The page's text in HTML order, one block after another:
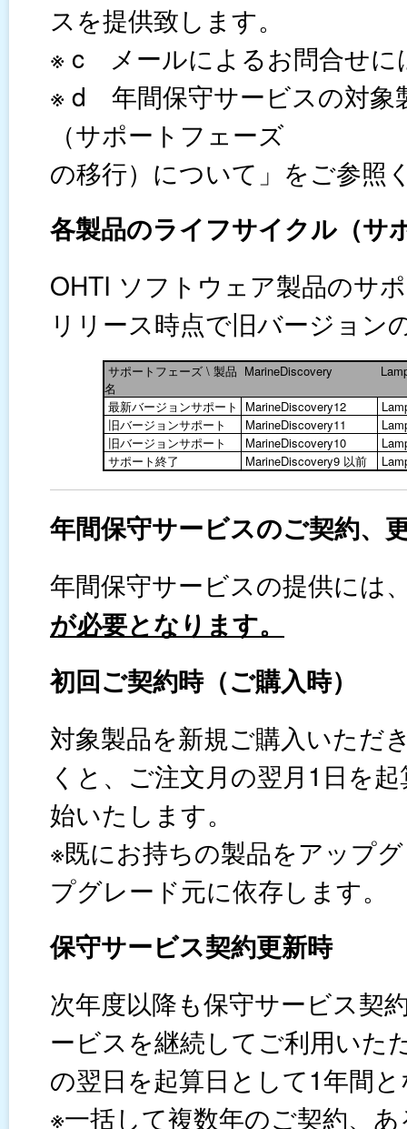
スを提供致します。
※ c メールによるお問合せに
※ d 年間保守サービスの対象
（サポートフェーズ
の移行）について」をご参照
各製品のライフサイクル（サ
OHTI ソフトウェア製品のサ
リリース時点で旧バージョン
サポートフェーズ \ 製品
名
MarineDiscovery
最新バージョンサポート MarineDiscovery12
旧バージョンサポート
MarineDiscovery11
旧バージョンサポート
MarineDiscovery10
サポート終了
MarineDiscovery9 以前
年間保守サービスのご契約、
年間保守サービスの提供には
が必要となります。
初回ご契約時（ご購入時）
対象製品を新規ご購入いただ
くと、ご注文月の翌月1日を
始いたします。
※既にお持ちの製品をアップ
プグレード元に依存します。
保守サービス契約更新時
次年度以降も保守サービス契
ービスを継続してご利用いた
の翌日を起算日として1年間
※一括して複数年のご契約、